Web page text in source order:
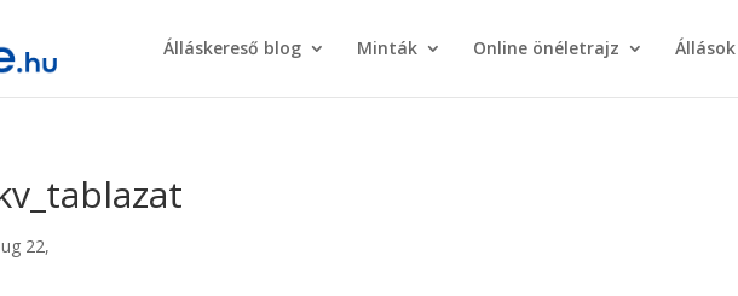
Álláskereső blog Minták Online önéletrajz Állások
22,